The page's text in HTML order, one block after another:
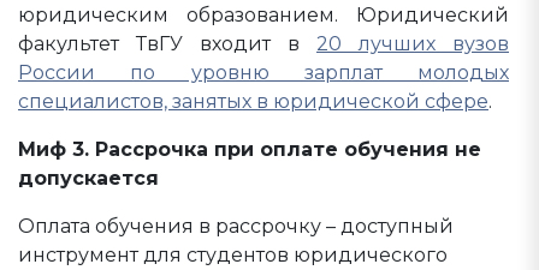
юридическим образованием. Юридический
факультет ТвГУ входит в 20 лучших вузов
России по уровню зарплат молодых
специалистов, занятых в юридической сфере.
Миф 3. Рассрочка при оплате обучения не
допускается
Оплата обучения в рассрочку – доступный
инструмент для студентов юридического